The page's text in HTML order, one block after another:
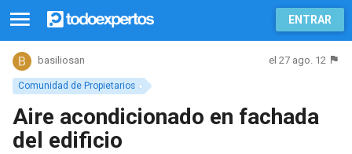
ENTRAR
Comunidad de Propietarios
basiliosan el 27 ago. 12
Aire acondicionado en fachada
del edificio